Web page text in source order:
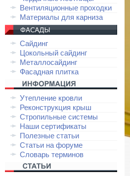
Вентиляционные проходки
Материалы для карниза
Сайдинг
Цокольный сайдинг
Металлосайдинг
Фасадная плитка
Утепление кровли
Реконструкция крыш
Стропильные системы
Наши сертификаты
Полезные статьи
Статьи на форуме
Словарь терминов